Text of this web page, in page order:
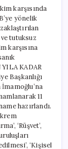
karşısında
için
karşısında
yönelik
tutuksuz
karşısına
KADAR
Başkanlığı
11
hazırlandı.
‘Rüşvet’,
‘Kişisel